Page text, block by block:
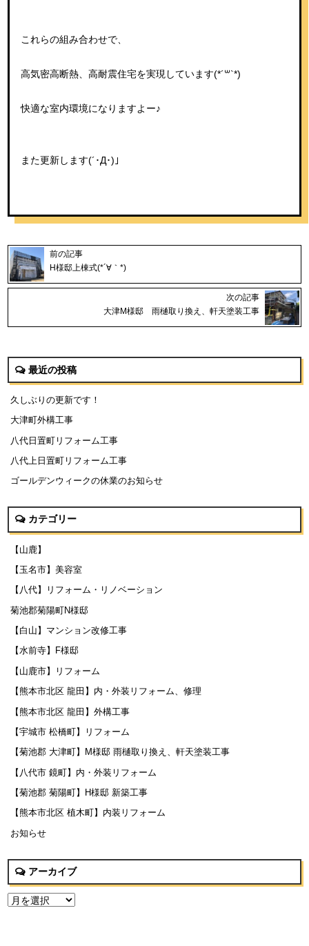
これらの組み合わせで、
高気密高断熱、高耐震住宅を実現しています(*´꒳`*)
快適な室内環境になりますよー♪
また更新します(´･Д･)」
前の記事
H様邸上棟式(*´∀｀*)
次の記事
大津M様邸 雨樋取り換え、軒天塗装工事
最近の投稿
久しぶりの更新です！
大津町外構工事
八代日置町リフォーム工事
八代上日置町リフォーム工事
ゴールデンウィークの休業のお知らせ
カテゴリー
【山鹿】
【玉名市】美容室
【八代】リフォーム・リノベーション
菊池郡菊陽町N様邸
【白山】マンション改修工事
【水前寺】F様邸
【山鹿市】リフォーム
【熊本市北区 龍田】内・外装リフォーム、修理
【熊本市北区 龍田】外構工事
【宇城市 松橋町】リフォーム
【菊池郡 大津町】M様邸 雨樋取り換え、軒天塗装工事
【八代市 鏡町】内・外装リフォーム
【菊池郡 菊陽町】H様邸 新築工事
【熊本市北区 植木町】内装リフォーム
お知らせ
アーカイブ